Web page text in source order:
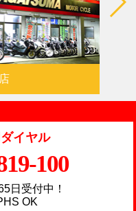
イヤル
100
日受付中！
OK